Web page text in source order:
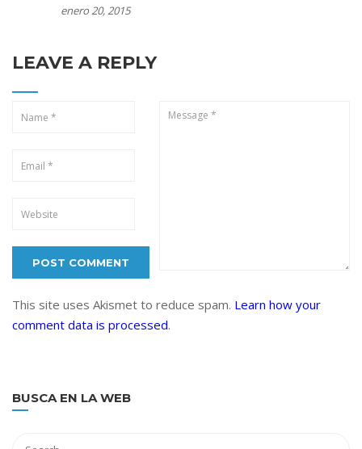
enero 20, 2015
LEAVE A REPLY
This site uses Akismet to reduce spam. Learn how your
comment data is processed.
BUSCA EN LA WEB